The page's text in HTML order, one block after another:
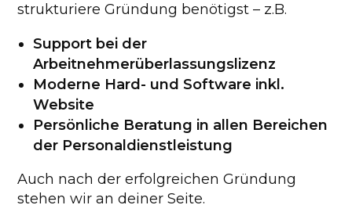
strukturiere Gründung benötigst – z.B.
Support bei der
Arbeitnehmerüberlassungslizenz
Moderne Hard- und Software inkl.
Website
Persönliche Beratung in allen Bereichen
der Personaldienstleistung
Auch nach der erfolgreichen Gründung
stehen wir an deiner Seite.